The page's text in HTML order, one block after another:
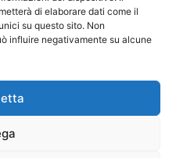
di elaborare dati come il
su questo sito. Non
influire negativamente su alcune
Ordini dei Biologi:
www.fnob.it: Vincenzo